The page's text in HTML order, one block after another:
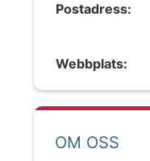
Postadress:
Webbplats:
OM OSS